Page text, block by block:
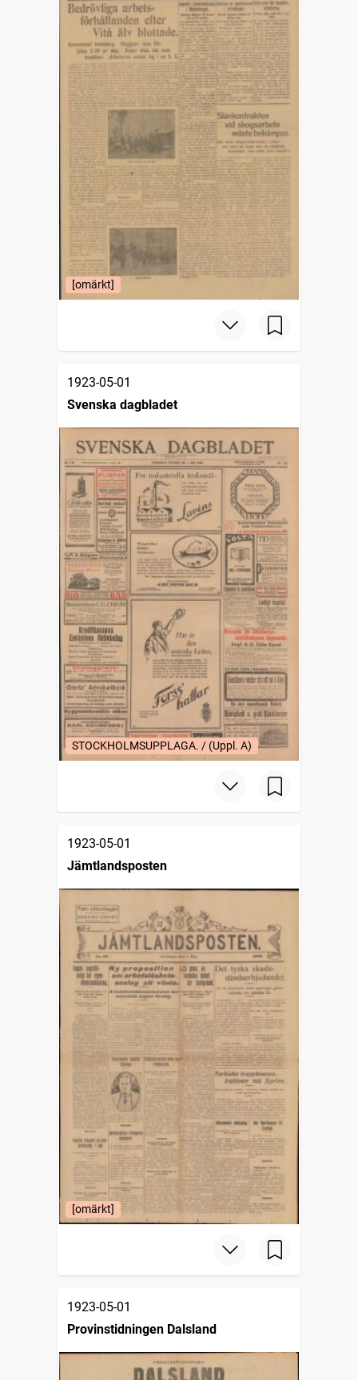
[omärkt]
1923-05-01
Svenska dagbladet
STOCKHOLMSUPPLAGA. / (Uppl. A)
1923-05-01
Jämtlandsposten
[omärkt]
1923-05-01
Provinstidningen Dalsland